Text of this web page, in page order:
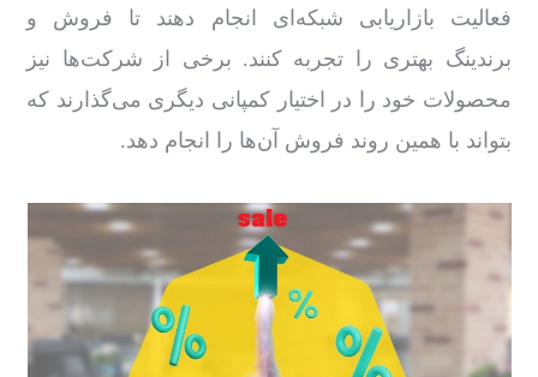
فعالیت بازاریابی شبکه‌ای انجام دهند تا فروش و
برندینگ بهتری را تجربه کنند. برخی از شرکت‌ها نیز
محصولات خود را در اختیار کمپانی دیگری می‌گذارند که
بتواند با همین روند فروش آن‌ها را انجام دهد.